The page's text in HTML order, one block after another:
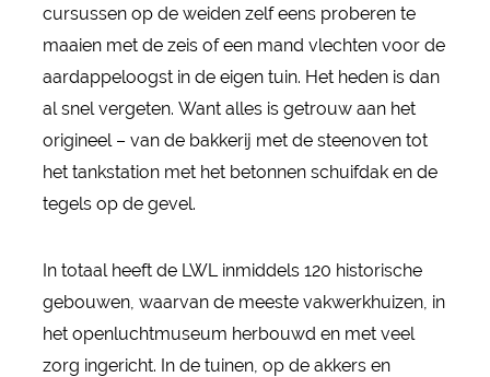
cursussen op de weiden zelf eens proberen te
maaien met de zeis of een mand vlechten voor de
aardappeloogst in de eigen tuin. Het heden is dan
al snel vergeten. Want alles is getrouw aan het
origineel – van de bakkerij met de steenoven tot
het tankstation met het betonnen schuifdak en de
tegels op de gevel.
In totaal heeft de LWL inmiddels 120 historische
gebouwen, waarvan de meeste vakwerkhuizen, in
het openluchtmuseum herbouwd en met veel
zorg ingericht. In de tuinen, op de akkers en